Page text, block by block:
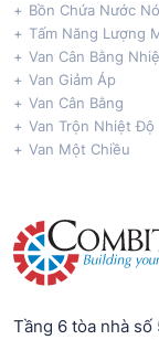
Bồn Chứa Nước
Tấm Năng Lượng
Van Cân Bằng
Van Giảm Áp
Van Cân Bằng
Van Trộn Nhiệt Độ
Van Một Chiều
Tầng 6 tòa nhà số